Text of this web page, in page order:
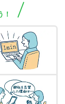
！